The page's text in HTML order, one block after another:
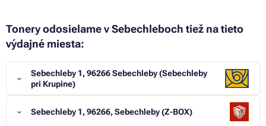
Tonery odosielame v Sebechleboch tiež na tieto
výdajné miesta:
Sebechleby 1, 96266 Sebechleby (Sebechleby
pri Krupine)
Sebechleby 1, 96266, Sebechleby (Z-BOX)